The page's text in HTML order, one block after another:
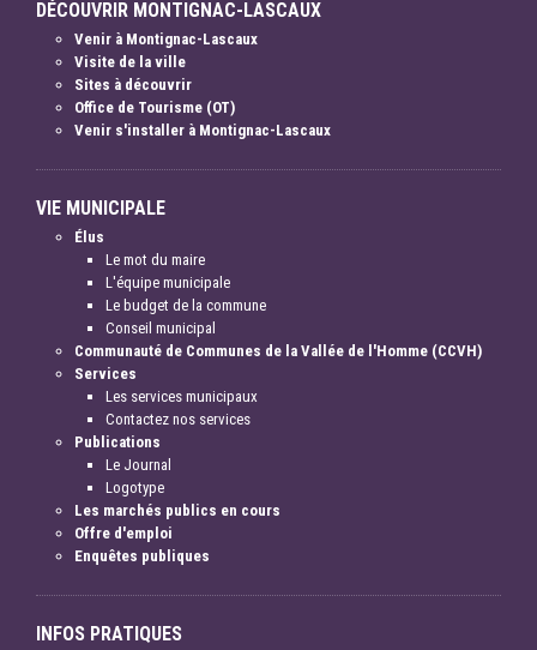
DÉCOUVRIR MONTIGNAC-LASCAUX
Venir à Montignac-Lascaux
Visite de la ville
Sites à découvrir
Office de Tourisme (OT)
Venir s'installer à Montignac-Lascaux
VIE MUNICIPALE
Élus
Le mot du maire
L'équipe municipale
Le budget de la commune
Conseil municipal
Communauté de Communes de la Vallée de l'Homme (CCVH)
Services
Les services municipaux
Contactez nos services
Publications
Le Journal
Logotype
Les marchés publics en cours
Offre d'emploi
Enquêtes publiques
INFOS PRATIQUES